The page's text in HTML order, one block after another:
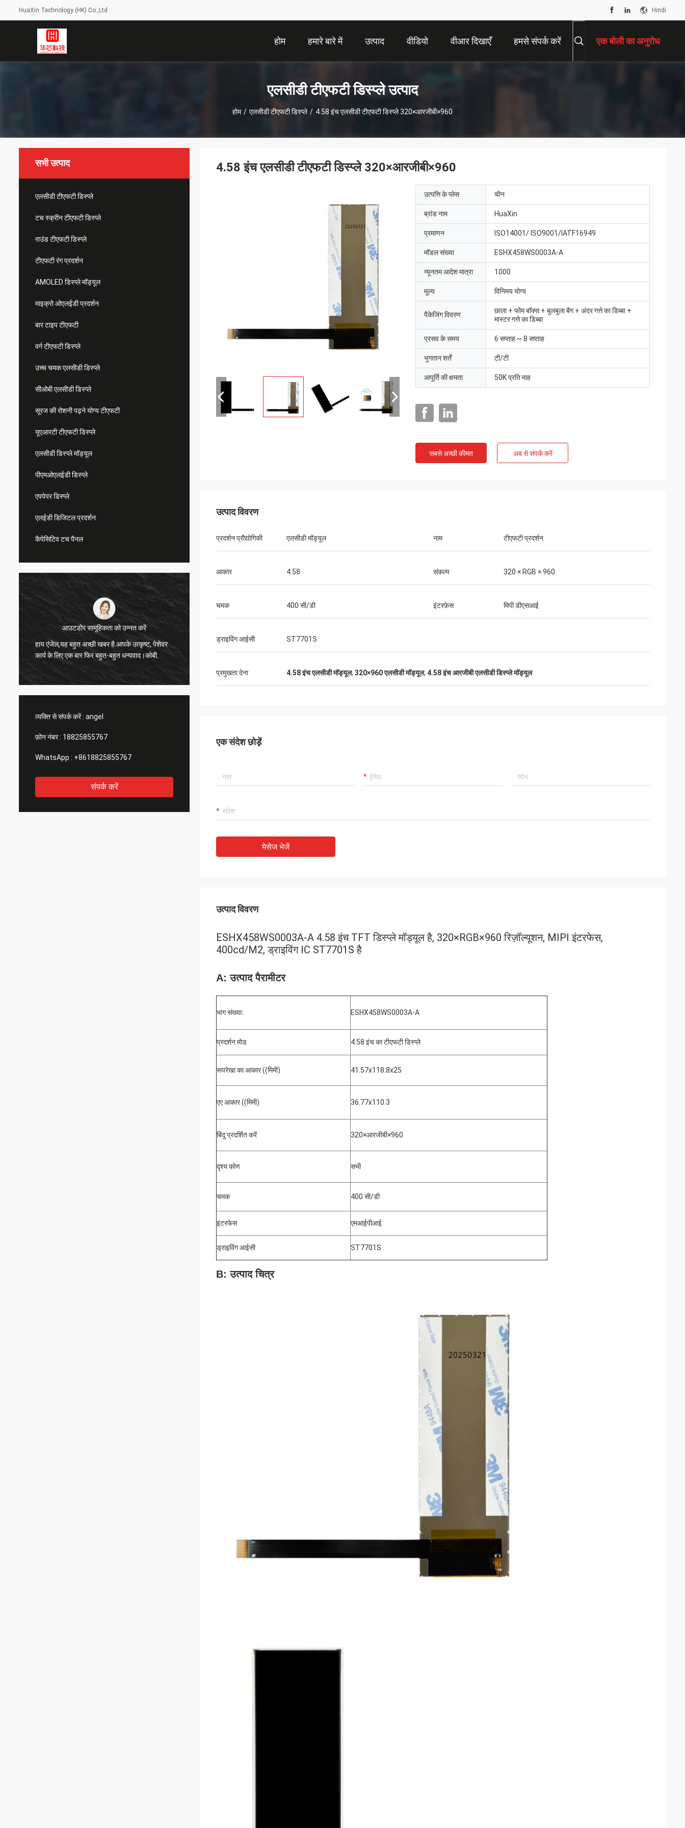
HuaXin Technology (HK) Co.,Ltd Hindi
होम हमारे बारे में उत्पाद वीडियो वीआर दिखाएँ हमसे संपर्क करें एक बोली का अनुरोध
एलसीडी टीएफटी डिस्प्ले उत्पाद
होम / एलसीडी टीएफटी डिस्प्ले / 4.58 इंच एलसीडी टीएफटी डिस्प्ले 320×आरजीबी×960
सभी उत्पाद
एलसीडी टीएफटी डिस्प्ले
टच स्क्रीन टीएफटी डिस्प्ले
राउंड टीएफटी डिस्प्ले
टीएफटी रंग प्रदर्शन
AMOLED डिस्प्ले मॉड्यूल
माइक्रो ओएलईडी प्रदर्शन
बार टाइप टीएफटी
वर्ग टीएफटी डिस्प्ले
उच्च चमक एलसीडी डिस्प्ले
सीओबी एलसीडी डिस्प्ले
सूरज की रोशनी पढ़ने योग्य टीएफटी
यूएआरटी टीएफटी डिस्प्ले
एलसीडी डिस्प्ले मॉड्यूल
पीएमओएलईडी डिस्प्ले
एपपेपर डिस्प्ले
एलईडी डिजिटल प्रदर्शन
कैपेसिटिव टच पैनल
आउटडोर सामूहिकता को उन्नत करें
हाय एंजेल,यह बहुत अच्छी खबर है.आपके उत्कृष्ट, पेशेवर
कार्य के लिए एक बार फिर बहुत-बहुत धन्यवाद।कोबी.
इंकोटेक
अब हम उन्हें अपने उत्पाद के साथ चेक और टेस्ट कर रहे
हैं। कुछ काम प्रोग्रामिंग आदि के साथ करने की जरूरत है,
मैं तुम्हें बता दूँगा. प्रदर्शन की गुणवत्ता उत्कृष्ट है और यह
वास्तव में प्रथम श्रेणी की दिखती है! हम खुश हैं कि हम
व्यक्ति से संपर्क करें : angel
फ़ोन नंबर : 18825855767
WhatsApp : +8618825855767
संपर्क करें
4.58 इंच एलसीडी टीएफटी डिस्प्ले 320×आरजीबी×960
उत्पत्ति के प्लेस चीन
ब्रांड नाम HuaXin
प्रमाणन ISO14001/ ISO9001/IATF16949
मॉडल संख्या ESHX458WS0003A-A
न्यूनतम आदेश मात्रा 1000
मूल्य विनिमय योग्य
पैकेजिंग विवरण
छाला + फोम बॉक्स + बुलबुला बैग + अंदर गत्ते का डिब्बा +
मास्टर गत्ते का डिब्बा
प्रसव के समय 6 सप्ताह ~ 8 सप्ताह
भुगतान शर्तें टी/टी
आपूर्ति की क्षमता 50K प्रति माह
सबसे अच्छी कीमत अब से संपर्क करें
उत्पाद विवरण
प्रदर्शन प्रौद्योगिकी एलसीडी मॉड्यूल नाम टीएफटी प्रदर्शन
आकार 4.58 संकल्प 320 × RGB × 960
चमक 400 सी/डी इंटरफ़ेस मिपी डीएसआई
ड्राइविंग आईसी ST7701S
प्रमुखता देना 4.58 इंच एलसीडी मॉड्यूल, 320×960 एलसीडी मॉड्यूल, 4.58 इंच आरजीबी एलसीडी डिस्प्ले मॉड्यूल
एक संदेश छोड़ें
मेसेज भेजें
उत्पाद विवरण
ESHX458WS0003A-A 4.58 इंच TFT डिस्प्ले मॉड्यूल है, 320×RGB×960 रिज़ॉल्यूशन, MIPI इंटरफेस,
400cd/M2, ड्राइविंग IC ST7701S है
A: उत्पाद पैरामीटर
भाग संख्याः ESHX458WS0003A-A
प्रदर्शन मोड 4.58 इंच का टीएफटी डिस्प्ले
रूपरेखा का आकार ((मिमी) 41.57x118.8x25
एए आकार ((मिमी) 36.77x110.3
बिंदु प्रदर्शित करें 320×आरजीबी×960
दृश्य कोण सभी
चमक 400 सी/डी
इंटरफेस एमआईपीआई
ड्राइविंग आईसी ST7701S
B: उत्पाद चित्र